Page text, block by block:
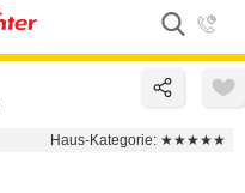
Haus-Kategorie: ★★★★★